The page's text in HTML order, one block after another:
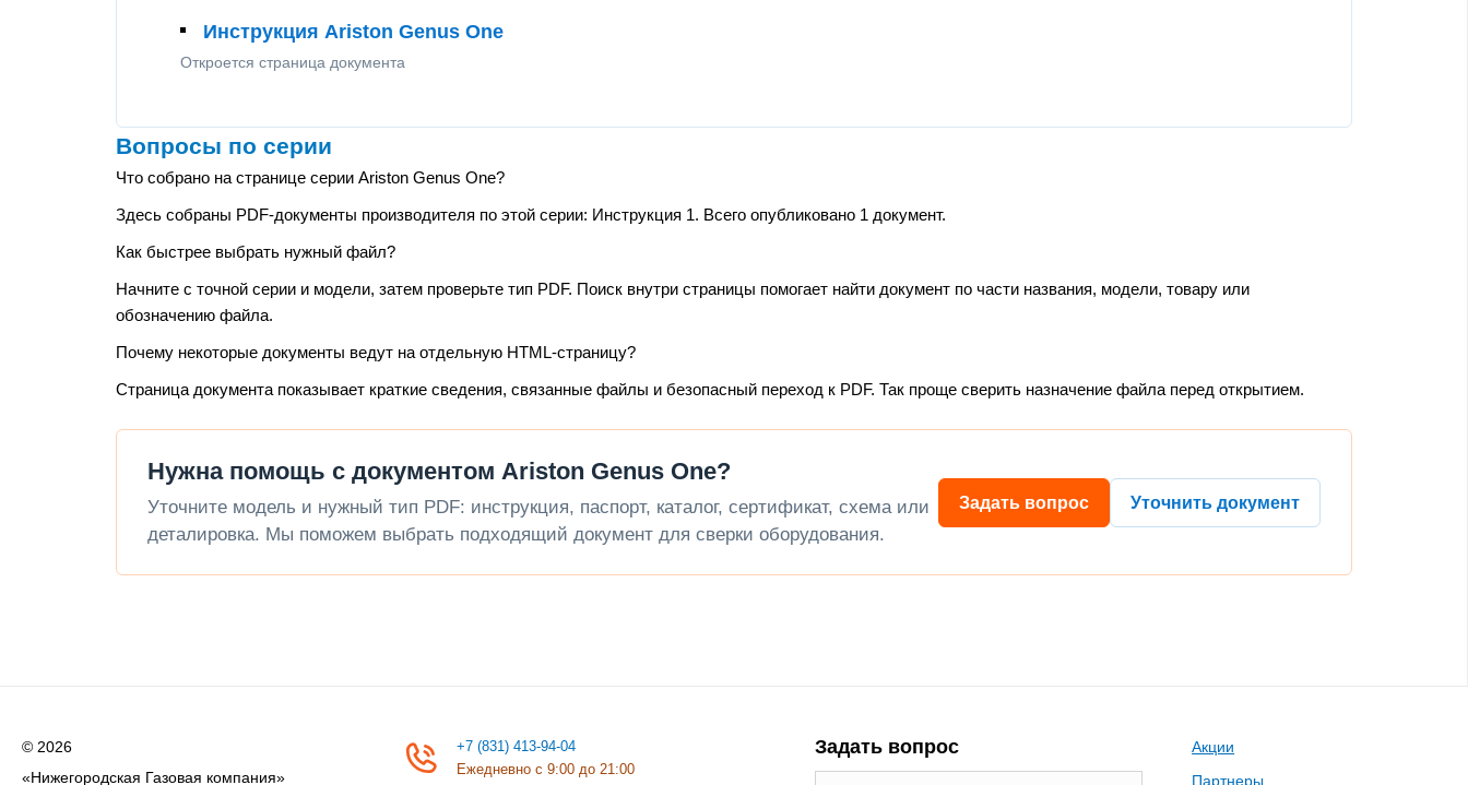
Инструкция Ariston Genus One
Откроется страница документа
Вопросы по серии
Что собрано на странице серии Ariston Genus One?
Здесь собраны PDF-документы производителя по этой серии: Инструкция 1. Всего опубликовано 1 документ.
Как быстрее выбрать нужный файл?
Начните с точной серии и модели, затем проверьте тип PDF. Поиск внутри страницы помогает найти документ по части названия, модели, товару или
обозначению файла.
Почему некоторые документы ведут на отдельную HTML-страницу?
Страница документа показывает краткие сведения, связанные файлы и безопасный переход к PDF. Так проще сверить назначение файла перед открытием.
Нужна помощь с документом Ariston Genus One?
Уточните модель и нужный тип PDF: инструкция, паспорт, каталог, сертификат, схема или
деталировка. Мы поможем выбрать подходящий документ для сверки оборудования.
Задать вопрос Уточнить документ
© 2026
«Нижегородская Газовая компания»
+7 (831) 413-94-04
Ежедневно с 9:00 до 21:00
Задать вопрос
Акции
Партнеры